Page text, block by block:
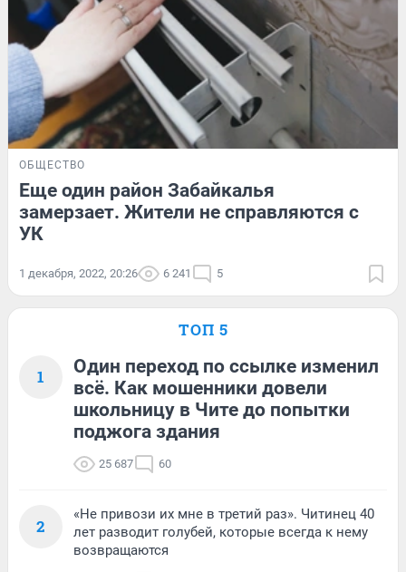
ОБЩЕСТВО
Еще один район Забайкалья
замерзает. Жители не справляются с
УК
1 декабря, 2022, 20:26 6 241 5
ТОП 5
1
Один переход по ссылке изменил
всё. Как мошенники довели
школьницу в Чите до попытки
поджога здания
25 687 60
2
«Не привози их мне в третий раз». Читинец 40
лет разводит голубей, которые всегда к нему
возвращаются